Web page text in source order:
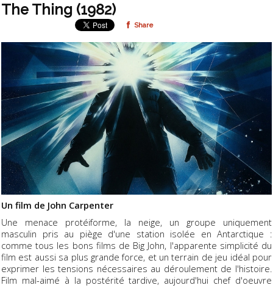
The Thing (1982)
Share
Un film de John Carpenter
Une menace protéiforme, la neige, un groupe uniquement
masculin pris au piège d'une station isolée en Antarctique :
comme tous les bons films de Big John, l'apparente simplicité du
film est aussi sa plus grande force, et un terrain de jeu idéal pour
exprimer les tensions nécessaires au déroulement de l'histoire.
Film mal-aimé à la postérité tardive, aujourd'hui chef d'oeuvre